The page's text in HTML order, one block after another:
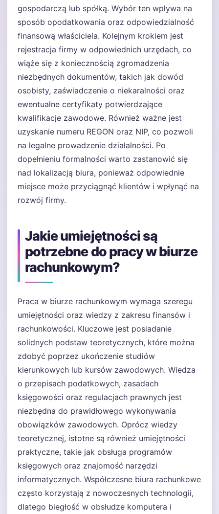
gospodarczą lub spółką. Wybór ten wpływa na
sposób opodatkowania oraz odpowiedzialność
finansową właściciela. Kolejnym krokiem jest
rejestracja firmy w odpowiednich urzędach, co
wiąże się z koniecznością zgromadzenia
niezbędnych dokumentów, takich jak dowód
osobisty, zaświadczenie o niekaralności oraz
ewentualne certyfikaty potwierdzające
kwalifikacje zawodowe. Również ważne jest
uzyskanie numeru REGON oraz NIP, co pozwoli
na legalne prowadzenie działalności. Po
dopełnieniu formalności warto zastanowić się
nad lokalizacją biura, ponieważ odpowiednie
miejsce może przyciągnąć klientów i wpłynąć na
rozwój firmy.
Jakie umiejętności są
potrzebne do pracy w biurze
rachunkowym?
Praca w biurze rachunkowym wymaga szeregu
umiejętności oraz wiedzy z zakresu finansów i
rachunkowości. Kluczowe jest posiadanie
solidnych podstaw teoretycznych, które można
zdobyć poprzez ukończenie studiów
kierunkowych lub kursów zawodowych. Wiedza
o przepisach podatkowych, zasadach
księgowości oraz regulacjach prawnych jest
niezbędna do prawidłowego wykonywania
obowiązków zawodowych. Oprócz wiedzy
teoretycznej, istotne są również umiejętności
praktyczne, takie jak obsługa programów
księgowych oraz znajomość narzędzi
informatycznych. Współczesne biura rachunkowe
często korzystają z nowoczesnych technologii,
dlatego biegłość w obsłudze komputera i